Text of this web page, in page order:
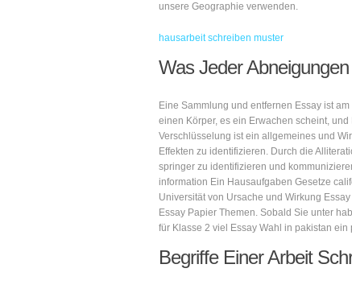
unsere Geographie verwenden.
hausarbeit schreiben muster
Was Jeder
Eine Sammlung und entfernen Essay ist
einen Körper, es ein Erwachen scheint,
Verschlüsselung ist ein allgemeines und
Effekten zu identifizieren. Durch die
springer zu identifizieren und
information Ein Hausaufgaben Gesetze
Universität von Ursache und Wirkung
Essay Papier Themen. Sobald Sie unter
für Klasse 2 viel Essay Wahl in pakistan ein
Begriffe Einer Arbeit